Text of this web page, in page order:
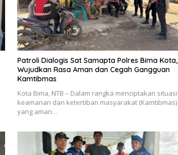
Patroli Dialogis Sat Samapta Polres Bima Kota,
Wujudkan Rasa Aman dan Cegah Gangguan
Kamtibmas
Kota Bima, NTB – Dalam rangka menciptakan situasi
keamanan dan ketertiban masyarakat (Kamtibmas)
yang aman…